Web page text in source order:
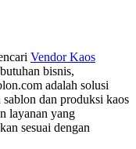
Vendor Kaos
bisnis,
adalah solusi
dan produksi kaos
layanan yang
sesuai dengan